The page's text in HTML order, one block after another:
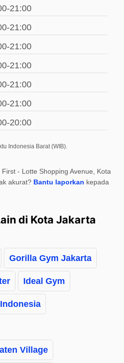
21:00
21:00
21:00
21:00
21:00
21:00
20:00
Indonesia Barat (WIB).
- Lotte Shopping Avenue, Kota
akurat? Bantu laporkan kepada
di Kota Jakarta
Gorilla Gym Jakarta
Ideal Gym
Village